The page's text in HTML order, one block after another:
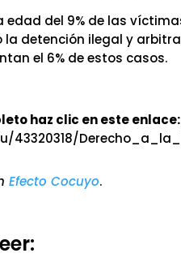
edad del 9% de las
detención ilegal y
el 6% de estos casos.
haz clic en este enlace:
43320318/
Efecto Cocuyo.